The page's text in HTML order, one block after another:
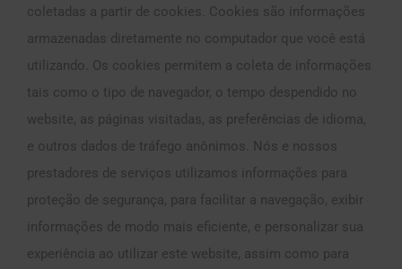
coletadas a partir de cookies. Cookies são informações
armazenadas diretamente no computador que você está
utilizando. Os cookies permitem a coleta de informações
tais como o tipo de navegador, o tempo despendido no
website, as páginas visitadas, as preferências de idioma,
e outros dados de tráfego anônimos. Nós e nossos
prestadores de serviços utilizamos informações para
proteção de segurança, para facilitar a navegação, exibir
informações de modo mais eficiente, e personalizar sua
experiência ao utilizar este website, assim como para